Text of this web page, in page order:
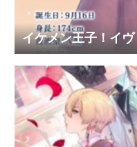
イケメン王子！イ